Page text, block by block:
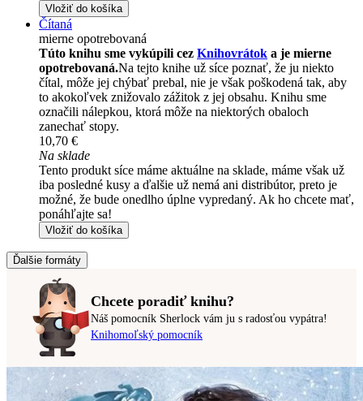
Vložiť do košíka
Čítaná
mierne opotrebovaná
Túto knihu sme vykúpili cez Knihovrátok a je mierne
opotrebovaná.Na tejto knihe už síce poznať, že ju niekto
čítal, môže jej chýbať prebal, nie je však poškodená tak, aby
to akokoľvek znižovalo zážitok z jej obsahu. Knihu sme
označili nálepkou, ktorá môže na niektorých obaloch
zanechať stopy.
10,70 €
Na sklade
Tento produkt síce máme aktuálne na sklade, máme však už
iba posledné kusy a ďalšie už nemá ani distribútor, preto je
možné, že bude onedlho úplne vypredaný. Ak ho chcete mať,
ponáhľajte sa!
Vložiť do košíka
Ďalšie formáty
Chcete poradiť knihu?
Náš pomocník Sherlock vám ju s radosťou vypátra!
Knihomoľský pomocník